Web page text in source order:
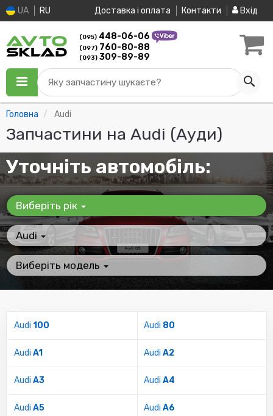
UA RU Доставка і оплата Контакти Вхід
(095) 448-06-06
(097) 760-80-88
(093) 309-89-89
Яку запчастину шукаєте?
Головна Audi
Запчастини на Audi (Ауди)
Уточніть автомобіль:
Виберіть рік
Audi
Виберіть модель
Audi 100 Audi 80
Audi A1 Audi A2
Audi A3 Audi A4
Audi A5 Audi A6